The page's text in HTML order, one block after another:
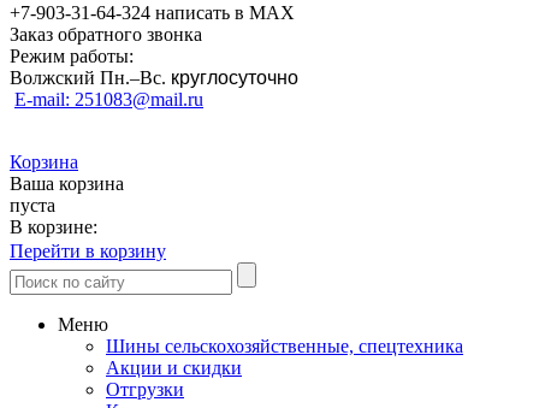
+7-903-31-64-324 написать в MAX
Заказ обратного звонка
Режим работы:
Волжский Пн.–Вс. круглосуточно
E-mail: 251083@mail.ru
Корзина
Ваша корзина
пуста
В корзине:
Перейти в корзину
Меню
Шины сельскохозяйственные, спецтехника
Акции и скидки
Отгрузки